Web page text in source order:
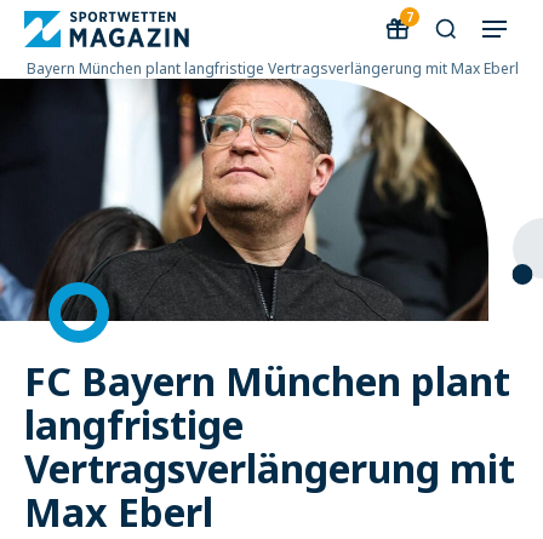
7
FC Bayern München plant langfristige Vertragsverlängerung mit Max Eberl
FC Bayern München plant
langfristige
Vertragsverlängerung mit
Max Eberl